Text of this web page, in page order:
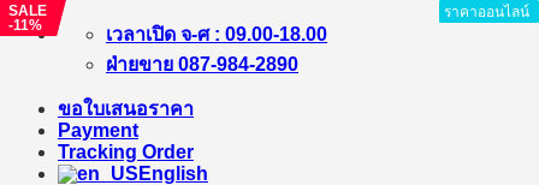
Skip
เวลาเปิด จ-ศ : 09.00-18.00
ฝ่ายขาย 087-984-2890
ขอใบเสนอราคา
Payment
Tracking Order
English
ราคาออนไลน์
SALE
-%
ราคาออนไลน์
ราคาออนไลน์
SALE
-11%
ราคาออนไลน์
ราคาออนไลน์
ราคาออนไลน์
ราคาออนไลน์
ราคาออนไลน์